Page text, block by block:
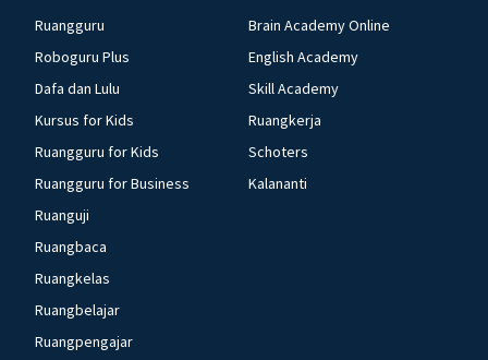
Ruangguru
Roboguru Plus
Dafa dan Lulu
Kursus for Kids
Ruangguru for Kids
Ruangguru for Business
Ruanguji
Ruangbaca
Ruangkelas
Ruangbelajar
Ruangpengajar
Brain Academy Online
English Academy
Skill Academy
Ruangkerja
Schoters
Kalananti